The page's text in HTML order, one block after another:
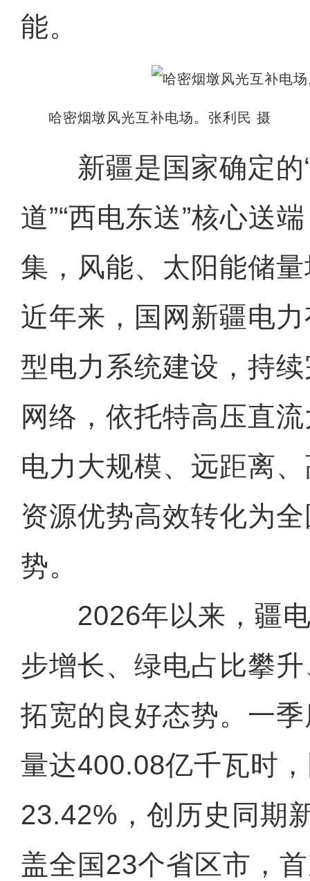
能。
哈密烟墩风光互补电场。张利民 摄
新疆是国家确定的
道”“西电东送”核心送
集，风能、太阳能储
近年来，国网新疆电
型电力系统建设，持
网络，依托特高压直
电力大规模、远距离
资源优势高效转化为
势。
2026年以来，疆电
步增长、绿电占比攀
拓宽的良好态势。一
量达400.08亿千瓦时
23.42%，创历史同期
盖全国23个省区市，